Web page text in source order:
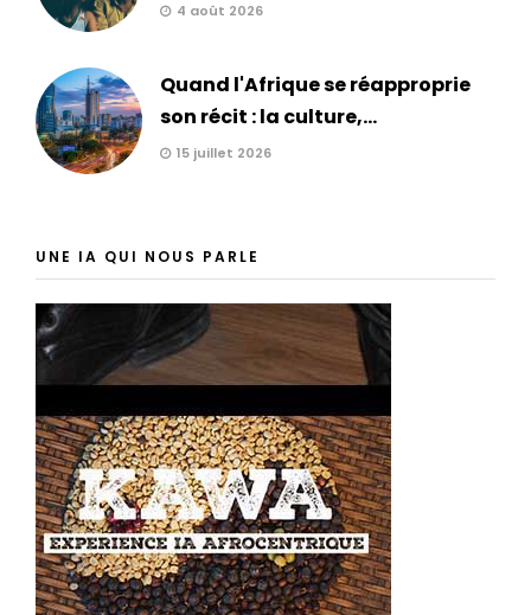
4 août 2026
Quand l'Afrique se réapproprie
son récit : la culture,...
15 juillet 2026
UNE IA QUI NOUS PARLE